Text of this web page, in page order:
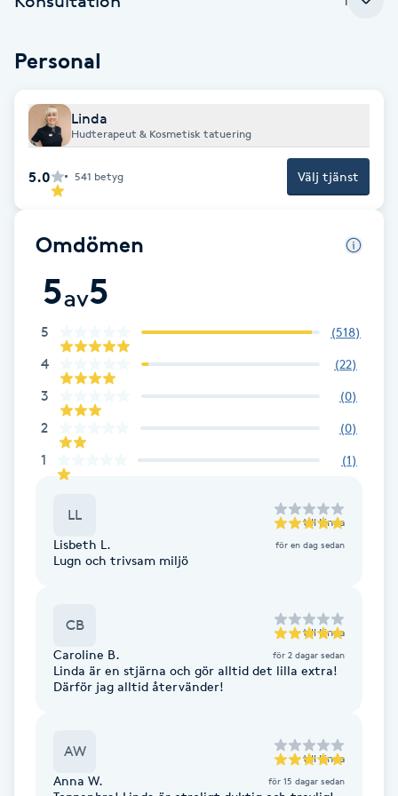
Japansk massage
Kemisk peeling
Keratinbehandling
Kinesiologi
Kinesisk medicin
Kiropraktik
Klangmassage
Klippning
Klippning & Slingor
Personal
Linda
Hudterapeut & Kosmetisk tatuering
5.0 541 betyg Välj tjänst
Omdömen
5av5
5 (518)
4 (22)
3 (0)
2 (0)
1 (1)
LL till Linda
Lisbeth L. för en dag sedan
Lugn och trivsam miljö
CB till Linda
Caroline B. för 2 dagar sedan
Linda är en stjärna och gör alltid det lilla extra!
Därför jag alltid återvänder!
AW till Linda
Anna W. för 15 dagar sedan